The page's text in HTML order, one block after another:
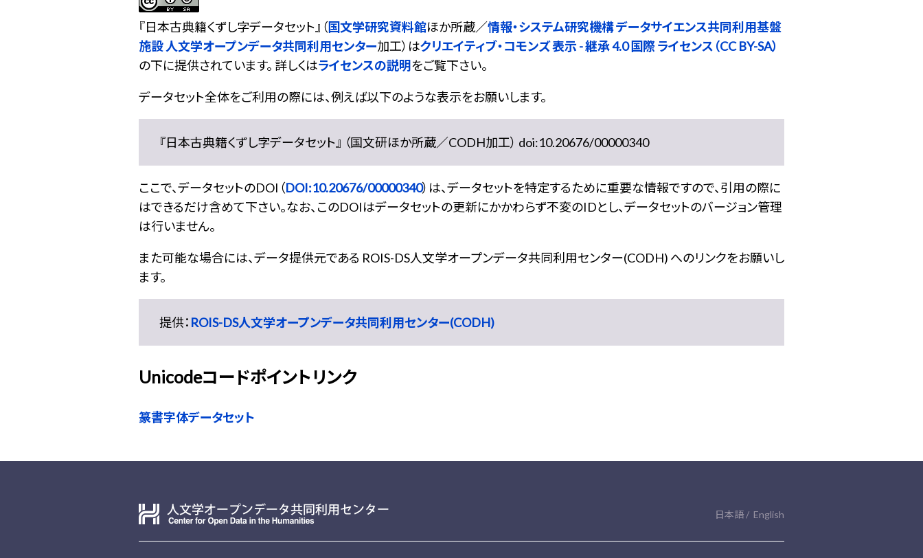
『日本古典籍くずし字データセット』（国文学研究資料館ほか所蔵／情報・システム研究機構 データサイエンス共同利用基盤
施設 人文学オープンデータ共同利用センター加工）はクリエイティブ・コモンズ 表示 - 継承 4.0 国際 ライセンス（CC BY-SA）
の下に提供されています。 詳しくはライセンスの説明をご覧下さい。
データセット全体をご利用の際には、例えば以下のような表示をお願いします。
『日本古典籍くずし字データセット』 （国文研ほか所蔵／CODH加工） doi:10.20676/00000340
ここで、データセットのDOI（DOI:10.20676/00000340）は、データセットを特定するために重要な情報ですので、引用の際に
はできるだけ含めて下さい。なお、このDOIはデータセットの更新にかかわらず不変のIDとし、データセットのバージョン管理
は行いません。
また可能な場合には、データ提供元である ROIS-DS人文学オープンデータ共同利用センター(CODH) へのリンクをお願いし
ます。
提供： ROIS-DS人文学オープンデータ共同利用センター(CODH)
Unicodeコードポイントリンク
篆書字体データセット
日本語 English